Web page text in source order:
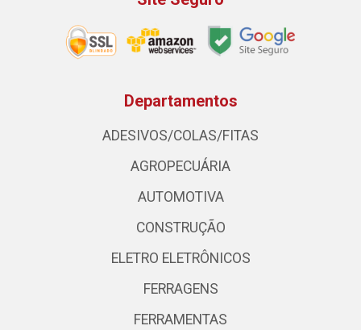
Departamentos
ADESIVOS/COLAS/FITAS
AGROPECUÁRIA
AUTOMOTIVA
CONSTRUÇÃO
ELETRO ELETRÔNICOS
FERRAGENS
FERRAMENTAS